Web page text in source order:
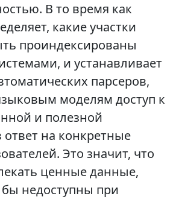
В то время как
какие участки
проиндексированы
и устанавливает
парсеров,
моделям доступ к
и полезной
на конкретные
Это значит, что
ценные данные,
недоступны при